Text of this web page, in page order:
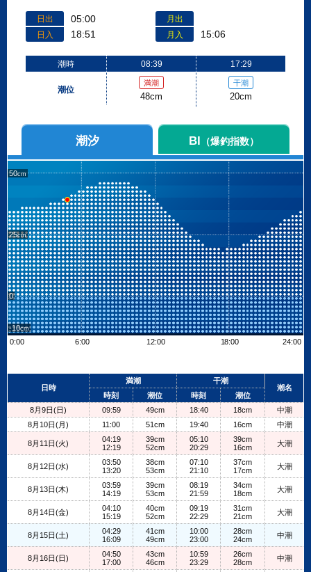
日出 05:00
日入 18:51
月出
月入
15:06
潮時
潮位
08:39
満潮
48cm
17:29
干潮
20cm
潮汐 BI （爆釣指数）
50
25
0
-10
0:00
6:00 12:00 18:00 24:00
+
日時
満潮
干潮
潮名
時刻
潮位 時刻
潮位
8月9日(日)
09:59 49cm 18:40 18cm
中潮
8月10日(月)
11:00 51cm 19:40 16cm 中潮
8月11日(火)
04:19
12:19
39cm
52cm
05:10
20:29
39cm
16cm
大潮
8月12日(水)
03:50
13:20
38cm
53cm
07:10
21:10
37cm
17cm
大潮
8月13日(木)
03:59
14:19
39cm
53cm
08:19
21:59
34cm
18cm
大潮
8月14日(金)
04:10
15:19
40cm
52cm
09:19
22:29
31cm
21cm
大潮
8月15日(土)
04:29
16:09
41cm
49cm
10:00
23:00
28cm
24cm
中潮
8月16日(日)
04:50
17:00
43cm
46cm
10:59
23:29
26cm
28cm
中潮